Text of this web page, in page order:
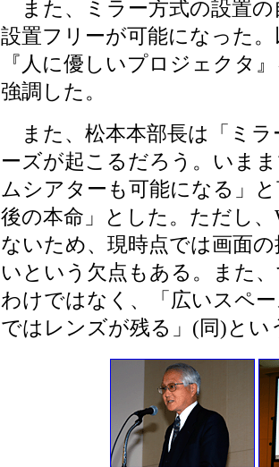
また、ミラー方式の設置の
設置フリーが可能になった
『人に優しいプロジェクタ
強調した。
また、松本本部長は「ミラ
ーズが起こるだろう。いま
ムシアターも可能になる」
後の本命」とした。ただし
ないため、現時点では画面
いという欠点もある。また
わけではなく、「広いスペ
ではレンズが残る」(同)とい